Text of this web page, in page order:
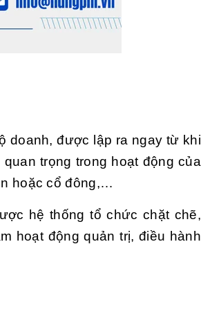
doanh, được lập ra ngay từ khi
trọng trong hoạt động của
hoặc cổ đông,…
hệ thống tổ chức chặt chẽ,
hoạt động quản trị, điều hành